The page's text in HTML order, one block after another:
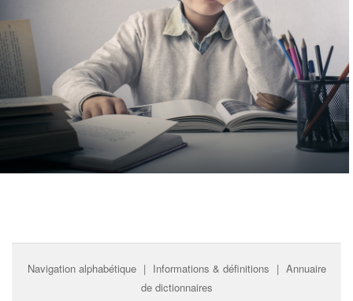
Navigation alphabétique | Informations & définitions | Annuaire
de dictionnaires